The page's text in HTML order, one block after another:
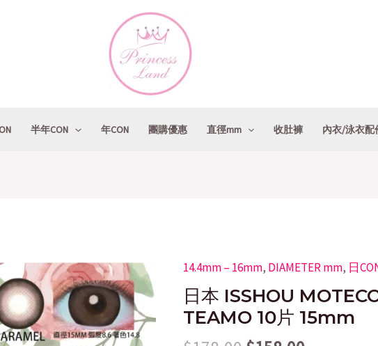
半年CON 年CON 團購優惠 直徑mm 收肚褲 內衣/泳衣配
14.4mm – 16mm, DIAMETER mm, 日
日本 ISSHOU
TEAMO 10片 15mm
Original
price
was:
$178.00.
Current
price
is:
$158.00.
日
本
ISSHOU